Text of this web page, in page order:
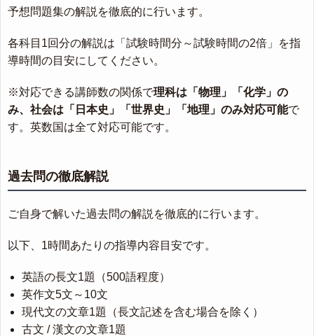
予想問題集の解説を徹底的に行います。
各科目1回分の解説は「試験時間分～試験時間の2倍」を指
導時間の目安にしてください。
※対応できる講師数の関係で理科は「物理」「化学」の
み、社会は「日本史」「世界史」「地理」のみ対応可能で
す。英数国は全て対応可能です。
過去問の徹底解説
ご自身で解いた過去問の解説を徹底的に行います。
以下、1時間あたりの指導内容目安です。
英語の長文1題（500語程度）
英作文5文～10文
現代文の文章1題（長文記述を含む場合を除く）
古文 / 漢文の文章1題